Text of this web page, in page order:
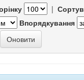
|
Впорядкування